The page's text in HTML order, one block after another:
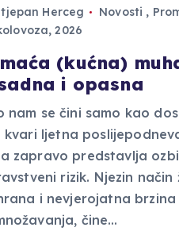
Herceg Novosti ,
2026
(kućna)
i opasna
nam se čini samo kao
kvari ljetna
zapravo predstavlja
rizik. Njezin način
i nevjerojatna brzina
čine…